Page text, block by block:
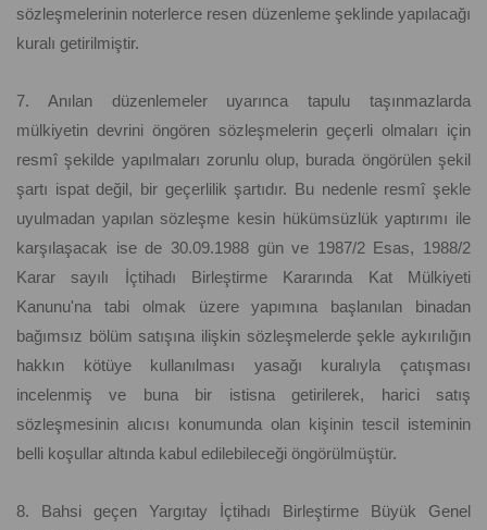
sözleşmelerinin noterlerce resen düzenleme şeklinde yapılacağı
kuralı getirilmiştir.
7. Anılan düzenlemeler uyarınca tapulu taşınmazlarda
mülkiyetin devrini öngören sözleşmelerin geçerli olmaları için
resmî şekilde yapılmaları zorunlu olup, burada öngörülen şekil
şartı ispat değil, bir geçerlilik şartıdır. Bu nedenle resmî şekle
uyulmadan yapılan sözleşme kesin hükümsüzlük yaptırımı ile
karşılaşacak ise de 30.09.1988 gün ve 1987/2 Esas, 1988/2
Karar sayılı İçtihadı Birleştirme Kararında Kat Mülkiyeti
Kanunu'na tabi olmak üzere yapımına başlanılan binadan
bağımsız bölüm satışına ilişkin sözleşmelerde şekle aykırılığın
hakkın kötüye kullanılması yasağı kuralıyla çatışması
incelenmiş ve buna bir istisna getirilerek, harici satış
sözleşmesinin alıcısı konumunda olan kişinin tescil isteminin
belli koşullar altında kabul edilebileceği öngörülmüştür.
8. Bahsi geçen Yargıtay İçtihadı Birleştirme Büyük Genel